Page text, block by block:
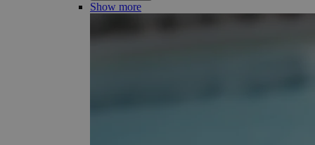
Show more